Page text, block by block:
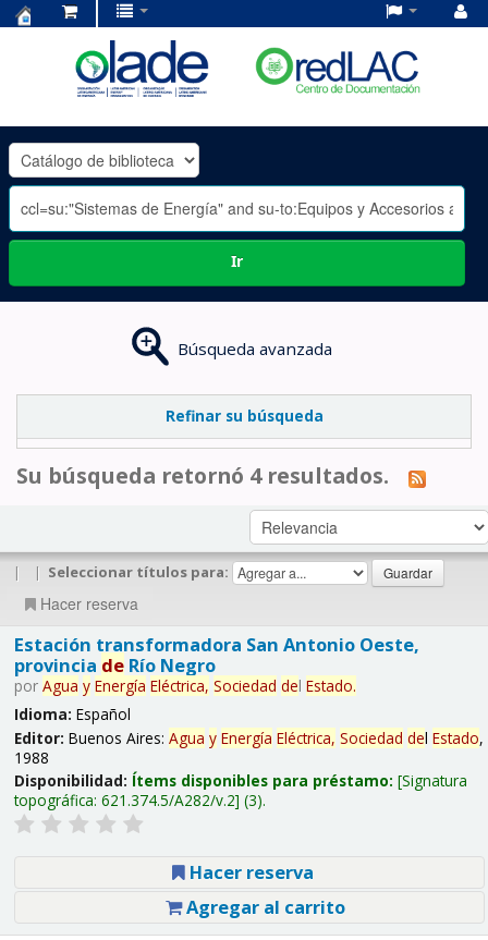
OLADE
-
Ir
Búsqueda avanzada
Refinar su búsqueda
Su búsqueda retornó 4 resultados.
| | Seleccionar títulos para:
Hacer reserva
Estación transformadora San Antonio Oeste,
provincia deRío Negro
por Agua y Energía Eléctrica, Sociedad del Estado.
Idioma: Español
Editor: Buenos Aires: Agua y Energía Eléctrica, Sociedad del Estado,
1988
Disponibilidad: Ítems disponibles para préstamo: Signatura
topográfica: 621.374.5/A282/v.2 (3).
Hacer reserva
Agregar al carrito